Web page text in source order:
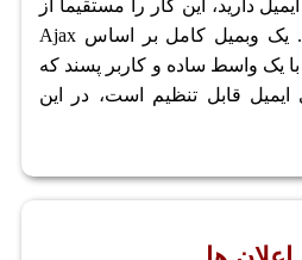
دارید، این کار را مستقیما از
طریق پورتال انجام دهید. یک وبمیل کامل بر اساس Ajax
یک واسط ساده و کاربر پسند که
قابل تنظیم است، در این